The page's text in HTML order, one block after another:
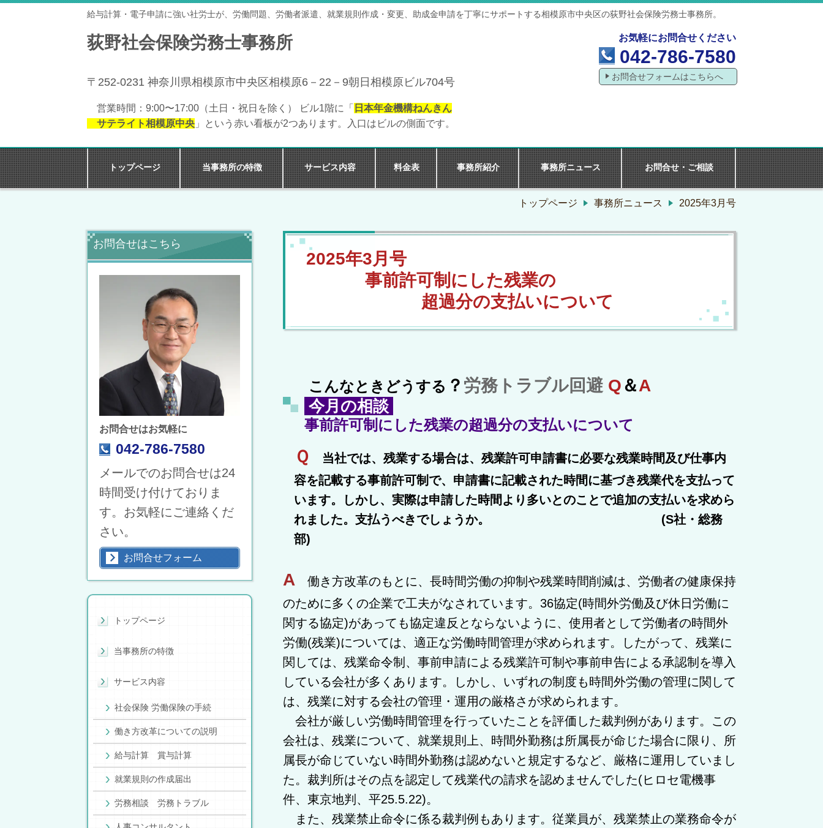
給与計算・電子申請に強い社労士が、労働問題、労働者派遣、就業規則作成・変更、助成金申請を丁寧にサポートする相模原市中央区の荻野社会保険労務士事務所。
荻野社会保険労務士事務所
〒252-0231 神奈川県相模原市中央区相模原6－22－9朝日相模原ビル704号
営業時間： 9:00〜17:00 （土日・祝日 を除く） ビル1階に「 日本年金機構ねんきん
サテライト相模原中央 」という赤い看板が2つあります。入口はビルの側面です。
お気軽にお問合せください
042-786-7580
お問合せフォームはこちらへ
トップページ 当事務所の特徴 サービス内容 料金表 事務所紹介 事務所ニュース お問合せ・ご相談
トップページ 事務所ニュース 2025年3月号
2025年3月号
事前許可制にした残業の
超過分の支払いについて
こんなときどうする ？ 労務トラブル回避 Q＆A
今月の相談
事前許可制にした残業の超過分の支払いについて
Ｑ
当社では、残業する場合は、残業許可申請書に必要な残業時間及び仕事内
容を記載する事前許可制で、申請書に記載された時間に基づき残業代を支払って
います。しかし、実際は申請した時間より多いとのことで追加の支払いを求めら
れました。支払うべきでしょうか。 (S社・総務
部)
A 働き方改革のもとに、長時間労働の抑制や残業時間削減は、労働者の健康保持
のために多くの企業で工夫がなされています。36協定(時間外労働及び休日労働に
関する協定)があっても協定違反とならないように、使用者として労働者の時間外
労働(残業)については、適正な労働時間管理が求められます。したがって、残業に
関しては、残業命令制、事前申請による残業許可制や事前申告による承認制を導入
している会社が多くあります。しかし、いずれの制度も時間外労働の管理に関して
は、残業に対する会社の管理・運用の厳格さが求められます。
会社が厳しい労働時間管理を行っていたことを評価した裁判例があります。この
会社は、残業について、就業規則上、時間外勤務は所属長が命じた場合に限り、所
属長が命じていない時間外勤務は認めないと規定するなど、厳格に運用していまし
た。裁判所はその点を認定して残業代の請求を認めませんでした(ヒロセ電機事
件、東京地判、平25.5.22)。
また、残業禁止命令に係る裁判例もあります。従業員が、残業禁止の業務命令が
お問合せはこちら
お問合せはお気軽に
042-786-7580
メールでのお問合せは24
時間受け付けておりま
す。お気軽にご連絡くだ
さい。
お問合せフォーム
トップページ
当事務所の特徴
サービス内容
社会保険 労働保険の手続
働き方改革についての説明
給与計算 賞与計算
就業規則の作成届出
労務相談 労務トラブル